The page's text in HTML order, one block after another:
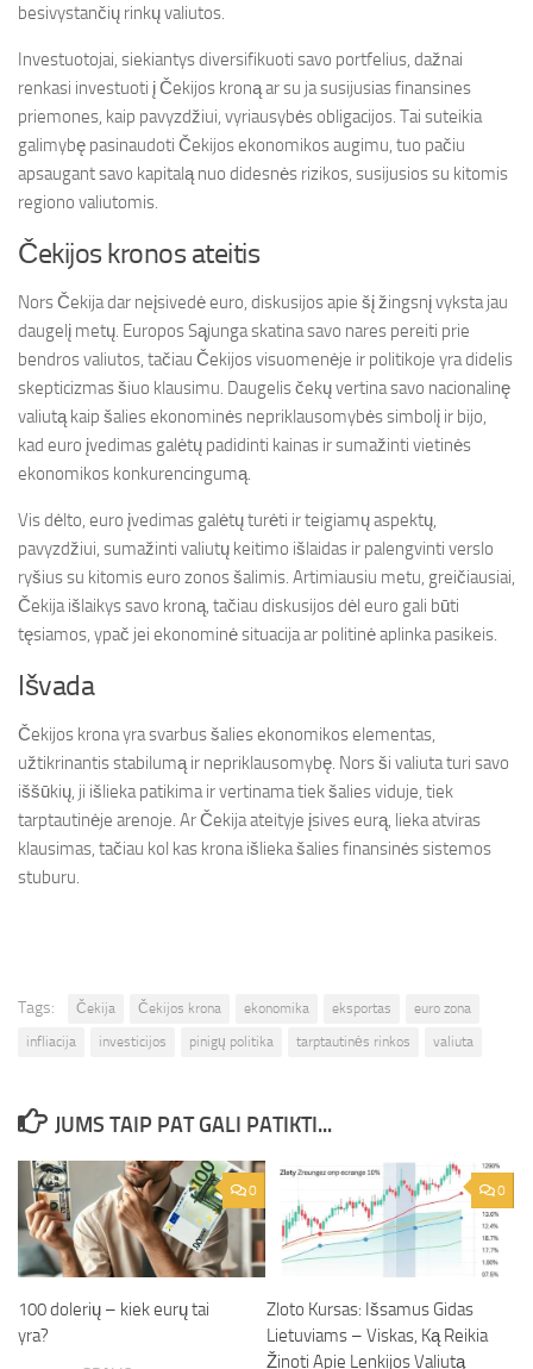
besivystančių rinkų valiutos.
Investuotojai, siekiantys diversifikuoti savo portfelius, dažnai
renkasi investuoti į Čekijos kroną ar su ja susijusias finansines
priemones, kaip pavyzdžiui, vyriausybės obligacijos. Tai suteikia
galimybę pasinaudoti Čekijos ekonomikos augimu, tuo pačiu
apsaugant savo kapitalą nuo didesnės rizikos, susijusios su kitomis
regiono valiutomis.
Čekijos kronos ateitis
Nors Čekija dar neįsivedė euro, diskusijos apie šį žingsnį vyksta jau
daugelį metų. Europos Sąjunga skatina savo nares pereiti prie
bendros valiutos, tačiau Čekijos visuomenėje ir politikoje yra didelis
skepticizmas šiuo klausimu. Daugelis čekų vertina savo nacionalinę
valiutą kaip šalies ekonominės nepriklausomybės simbolį ir bijo,
kad euro įvedimas galėtų padidinti kainas ir sumažinti vietinės
ekonomikos konkurencingumą.
Vis dėlto, euro įvedimas galėtų turėti ir teigiamų aspektų,
pavyzdžiui, sumažinti valiutų keitimo išlaidas ir palengvinti verslo
ryšius su kitomis euro zonos šalimis. Artimiausiu metu, greičiausiai,
Čekija išlaikys savo kroną, tačiau diskusijos dėl euro gali būti
tęsiamos, ypač jei ekonominė situacija ar politinė aplinka pasikeis.
Išvada
Čekijos krona yra svarbus šalies ekonomikos elementas,
užtikrinantis stabilumą ir nepriklausomybę. Nors ši valiuta turi savo
iššūkių, ji išlieka patikima ir vertinama tiek šalies viduje, tiek
tarptautinėje arenoje. Ar Čekija ateityje įsives eurą, lieka atviras
klausimas, tačiau kol kas krona išlieka šalies finansinės sistemos
stuburu.
Tags: Čekija Čekijos krona ekonomika eksportas
euro zona
infliacija
investicijos pinigų politika tarptautinės rinkos valiuta
JUMS TAIP PAT GALI PATIKTI...
0
100 dolerių – kiek eurų tai
yra?
0
Zloto Kursas: Išsamus Gidas
Lietuviams – Viskas, Ką Reikia
Žinoti Apie Lenkijos Valiutą